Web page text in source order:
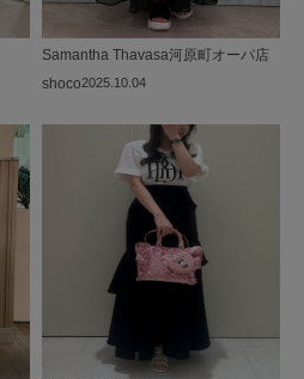
2025.10.04
Samantha Thavasa河原町オーパ店
shoco